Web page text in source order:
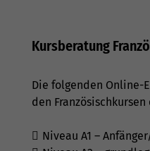
Kursberatung
Die folgenden Online-
den Französischkursen
Niveau A1 –